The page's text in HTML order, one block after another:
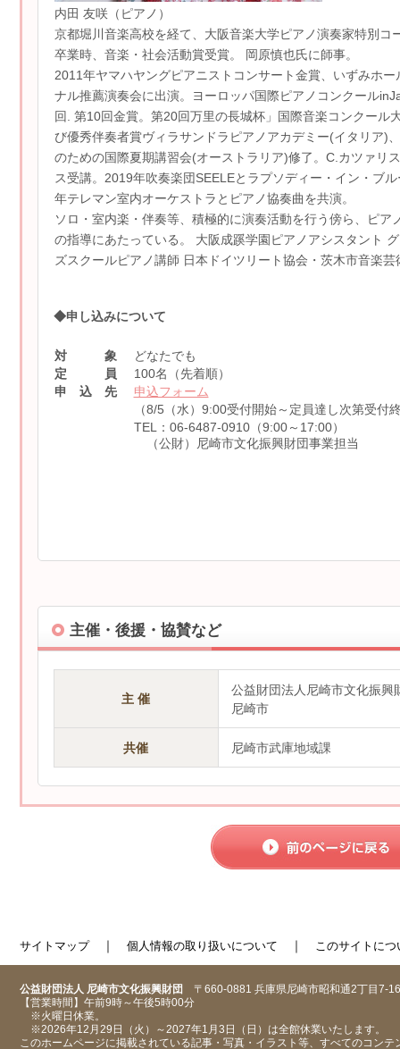
内田 友咲（ピアノ）
京都堀川音楽高校を経て、大阪音楽大学ピアノ演奏家特別コ
卒業時、音楽・社会活動賞受賞。 岡原慎也氏に師事。
2011年ヤマハヤングピアニストコンサート金賞、いずみホー
ナル推薦演奏会に出演。ヨーロッパ国際ピアノコンクール
回. 第10回金賞。第20回万里の長城杯」国際音楽コンクール
び優秀伴奏者賞ヴィラサンドラピアノアカデミー(イタリア)
のための国際夏期講習会(オーストラリア)修了。C.カツァリ
ス受講。2019年吹奏楽団SEELEとラプソディー・イン・ブ
年テレマン室内オーケストラとピアノ協奏曲を共演。
ソロ・室内楽・伴奏等、積極的に演奏活動を行う傍ら、ピア
の指導にあたっている。 大阪成蹊学園ピアノアシスタント
ズスクールピアノ講師 日本ドイツリート協会・茨木市音楽芸
◆申し込みについて
対 象
どなたでも
定 員
100名（先着順）
申 込 先
申込フォーム
（8/5（水）9:00受付開始～定員達し次第受付
TEL：06-6487-0910（9:00～17:00）
（公財）尼崎市文化振興財団事業担当
主催・後援・協賛など
主 催
公益財団法人尼崎市文化振興
尼崎市
共催 尼崎市武庫地域課
サイトマップ｜ 個人情報の取り扱いについて ｜ このサイトにつ
公益財団法人 尼崎市文化振興財団 〒660-0881 兵庫県尼崎市昭和通2丁目7-16
【営業時間】午前9時～午後5時00分
※火曜日休業。
※2026年12月29日（火）～2027年1月3日（日）は全館休業いたします。
このホームページに掲載されている記事・写真・イラスト等、すべてのコン